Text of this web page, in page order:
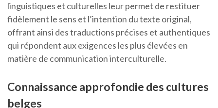
linguistiques et culturelles leur permet de restituer
fidèlement le sens et l’intention du texte original,
offrant ainsi des traductions précises et authentiques
qui répondent aux exigences les plus élevées en
matière de communication interculturelle.
Connaissance approfondie des cultures
belges